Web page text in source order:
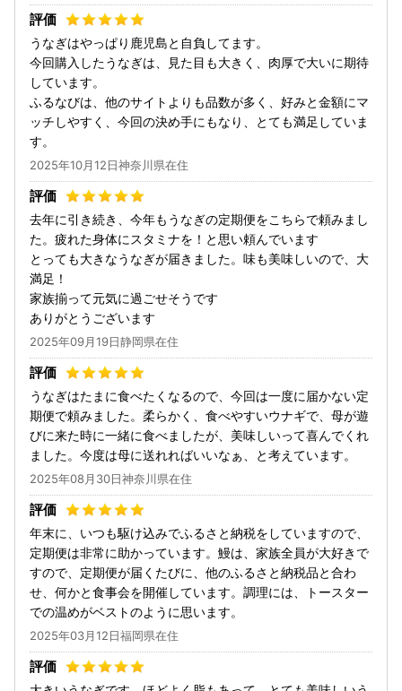
うなぎはやっぱり鹿児島と自負してます。
今回購入したうなぎは、見た目も大きく、肉厚で大いに期待
しています。
ふるなびは、他のサイトよりも品数が多く、好みと金額にマ
ッチしやすく、今回の決め手にもなり、とても満足していま
す。
2025年10月12日神奈川県在住
去年に引き続き、今年もうなぎの定期便をこちらで頼みまし
た。疲れた身体にスタミナを！と思い頼んでいます
とっても大きなうなぎが届きました。味も美味しいので、大
満足！
家族揃って元気に過ごせそうです
ありがとうございます
2025年09月19日静岡県在住
うなぎはたまに食べたくなるので、今回は一度に届かない定
期便で頼みました。柔らかく、食べやすいウナギで、母が遊
びに来た時に一緒に食べましたが、美味しいって喜んでくれ
ました。今度は母に送れればいいなぁ、と考えています。
2025年08月30日神奈川県在住
年末に、いつも駆け込みでふるさと納税をしていますので、
定期便は非常に助かっています。鰻は、家族全員が大好きで
すので、定期便が届くたびに、他のふるさと納税品と合わ
せ、何かと食事会を開催しています。調理には、トースター
での温めがベストのように思います。
2025年03月12日福岡県在住